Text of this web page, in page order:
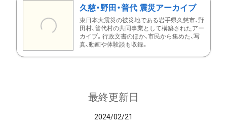
久慈・野田・普代 震災アーカイブ
東日本大震災の被災地である岩手県久慈市、野
田村、普代村の共同事業として構築されたアー
カイブ。行政文書のほか、市民から集めた、写
真、動画や体験談も収録。
最終更新日
2024/02/21